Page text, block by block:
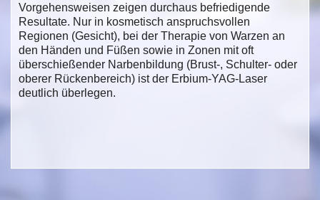
Vorgehensweisen zeigen durchaus befriedigende
Resultate. Nur in kosmetisch anspruchsvollen
Regionen (Gesicht), bei der Therapie von Warzen an
den Händen und Füßen sowie in Zonen mit oft
überschießender Narbenbildung (Brust-, Schulter- oder
oberer Rückenbereich) ist der Erbium-YAG-Laser
deutlich überlegen.